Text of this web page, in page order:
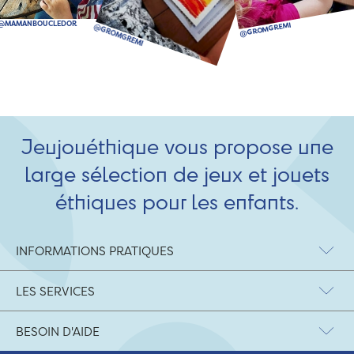
Jeujouéthique vous propose une
large sélection de jeux et jouets
éthiques pour les enfants.
INFORMATIONS PRATIQUES
LES SERVICES
BESOIN D'AIDE